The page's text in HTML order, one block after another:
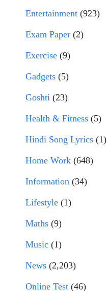
Entertainment (923)
Exam Paper (2)
Exercise (9)
Gadgets (5)
Goshti (23)
Health & Fitness (5)
Hindi Song Lyrics (1)
Home Work (648)
Information (34)
Lifestyle (1)
Maths (9)
Music (1)
News (2,203)
Online Test (46)